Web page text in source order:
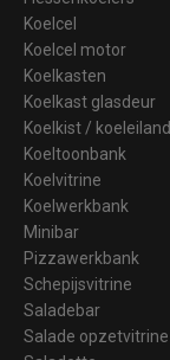
Koelcel
Koelcel motor
Koelkasten
Koelkast glasdeur
Koelkist / koeleiland
Koeltoonbank
Koelvitrine
Koelwerkbank
Minibar
Pizzawerkbank
Schepijsvitrine
Saladebar
Salade opzetvitrine